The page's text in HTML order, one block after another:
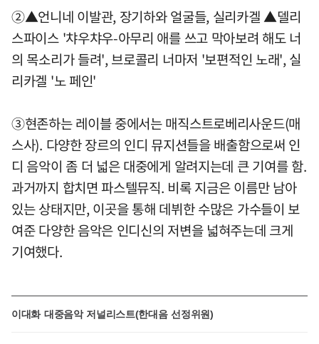
②▲언니네 이발관, 장기하와 얼굴들, 실리카겔 ▲델리
스파이스 '챠우챠우-아무리 애를 쓰고 막아보려 해도 너
의 목소리가 들려', 브로콜리 너마저 '보편적인 노래', 실
리카겔 '노 페인'
③현존하는 레이블 중에서는 매직스트로베리사운드(매
스사). 다양한 장르의 인디 뮤지션들을 배출함으로써 인
디 음악이 좀 더 넓은 대중에게 알려지는데 큰 기여를 함.
과거까지 합치면 파스텔뮤직. 비록 지금은 이름만 남아
있는 상태지만, 이곳을 통해 데뷔한 수많은 가수들이 보
여준 다양한 음악은 인디신의 저변을 넓혀주는데 크게
기여했다.
이대화 대중음악 저널리스트(한대음 선정위원)